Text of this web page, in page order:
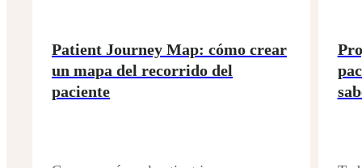
Patient Journey Map: cómo crear
un mapa del recorrido del
paciente